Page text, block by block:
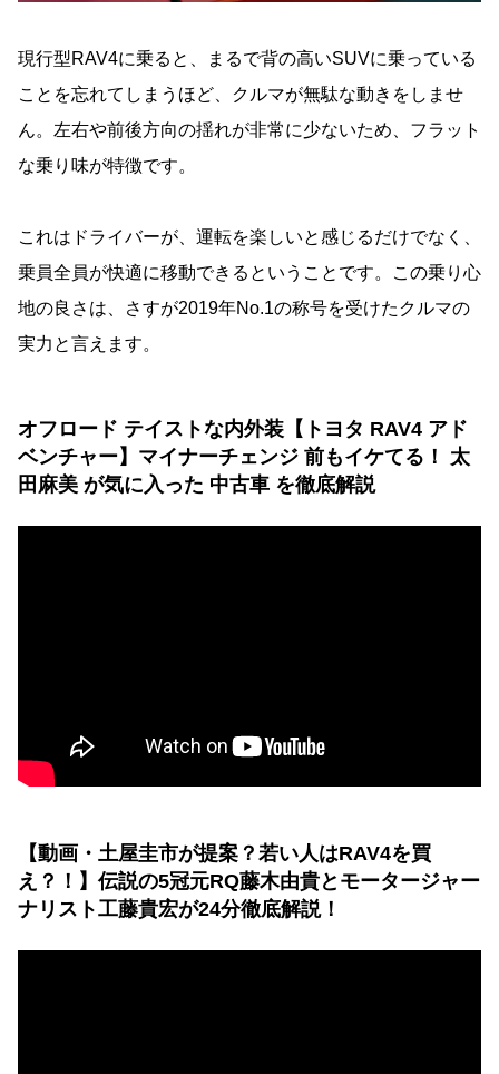
現行型RAV4に乗ると、まるで背の高いSUVに乗っている
ことを忘れてしまうほど、クルマが無駄な動きをしませ
ん。左右や前後方向の揺れが非常に少ないため、フラット
な乗り味が特徴です。
これはドライバーが、運転を楽しいと感じるだけでなく、
乗員全員が快適に移動できるということです。この乗り心
地の良さは、さすが2019年No.1の称号を受けたクルマの
実力と言えます。
オフロード テイストな内外装【トヨタ RAV4 アド
ベンチャー】マイナーチェンジ 前もイケてる！ 太
田麻美 が気に入った 中古車 を徹底解説
【動画・土屋圭市が提案？若い人はRAV4を買
え？！】伝説の5冠元RQ藤木由貴とモータージャー
ナリスト工藤貴宏が24分徹底解説！